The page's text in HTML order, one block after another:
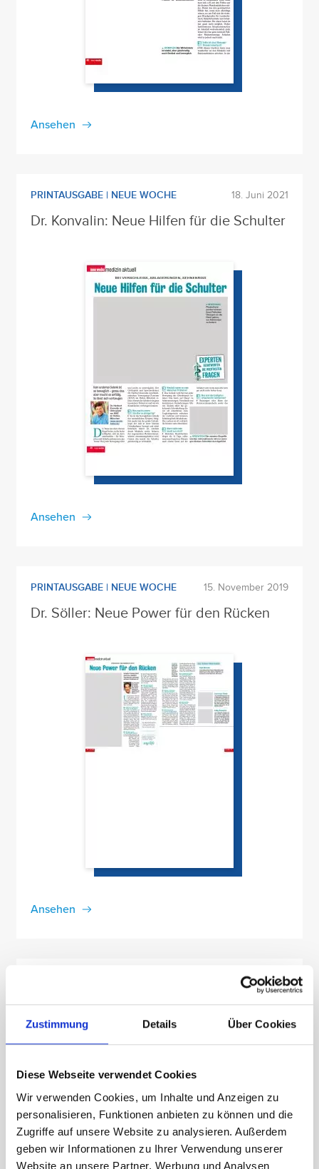
Zustimmung Details Über Cookies
Diese Webseite verwendet Cookies
Wir verwenden Cookies, um Inhalte und Anzeigen zu
personalisieren, Funktionen anbieten zu können und die
Zugriffe auf unsere Website zu analysieren. Außerdem
geben wir Informationen zu Ihrer Verwendung unserer
Website an unsere Partner, Werbung und Analysen
Ansehen
PRINTAUSGABE | NEUE WOCHE 18. Juni 2021
Dr. Konvalin: Neue Hilfen für die Schulter
Ansehen
PRINTAUSGABE | NEUE WOCHE 15. November 2019
Dr. Söller: Neue Power für den Rücken
Ansehen
16. März 2018
Dr. Konvalin: Top-Therapien für Knie,
Hüfte & Co.